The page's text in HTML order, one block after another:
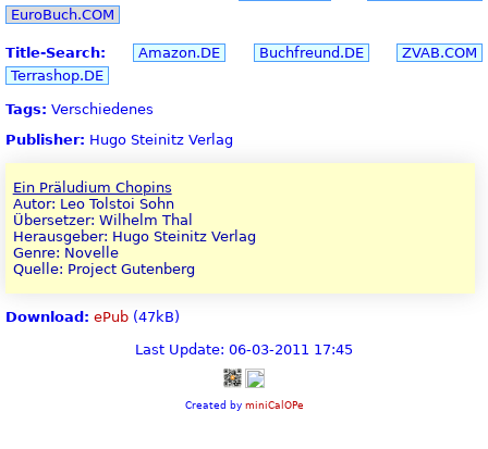
EuroBuch.COM
Title-Search: Amazon.DE Buchfreund.DE
ZVAB.COM
Terrashop.DE
Tags: Verschiedenes
Publisher: Hugo Steinitz Verlag
Ein Präludium Chopins
Autor: Leo Tolstoi Sohn
Übersetzer: Wilhelm Thal
Herausgeber: Hugo Steinitz Verlag
Genre: Novelle
Quelle: Project Gutenberg
Download: ePub (47kB)
Last Update: 06-03-2011 17:45
Created by miniCalOPe